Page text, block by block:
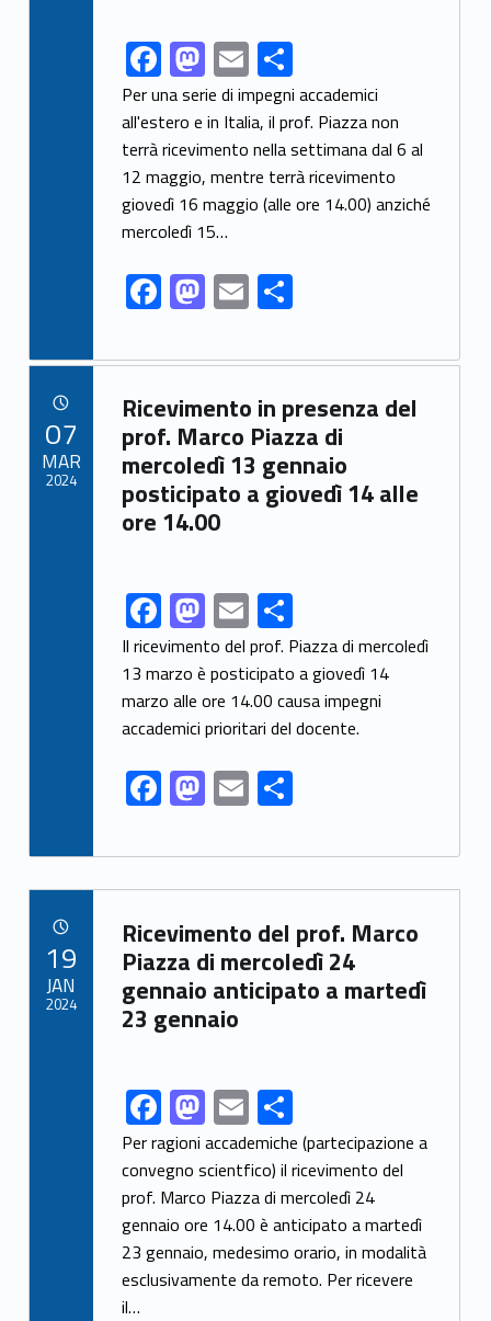
Link identifier share facebook archive #share-link-archive-52024F
ac
e
b
o
o
k
M
as
to
d
o
n
E
m
ai
l
C
o
n
di
vi
Per una serie di impegni accademici
all'estero e in Italia, il prof. Piazza non
terrà ricevimento nella settimana dal 6 al
12 maggio, mentre terrà ricevimento
giovedì 16 maggio (alle ore 14.00) anziché
mercoledì 15…
F
ac
e
b
o
o
k
M
as
to
d
o
n
E
m
ai
l
C
o
n
di
vi
di
Link identifier archive #link-archive-43640
Ricevimento in presenza del
prof. Marco Piazza di
mercoledì 13 gennaio
posticipato a giovedì 14 alle
ore 14.00
Link identifier share facebook archive #share-link-archive-80244F
ac
e
b
o
o
k
M
as
to
d
o
n
E
m
ai
l
C
o
n
di
vi
di
Il ricevimento del prof. Piazza di mercoledì
13 marzo è posticipato a giovedì 14
marzo alle ore 14.00 causa impegni
accademici prioritari del docente.
F
ac
e
b
o
o
k
M
as
to
d
o
n
E
m
ai
l
C
n
di
vi
di
07
MAR
2024
Link identifier archive #link-archive-3064
Ricevimento del prof. Marco
Piazza di mercoledì 24
gennaio anticipato a martedì
23 gennaio
Link identifier share facebook archive #share-link-archive-59120F
ac
e
b
o
o
M
as
to
d
o
n
E
m
ai
l
C
o
n
di
vi
di
Per ragioni accademiche (partecipazione a
convegno scientfico) il ricevimento del
prof. Marco Piazza di mercoledì 24
gennaio ore 14.00 è anticipato a martedì
23 gennaio, medesimo orario, in modalità
esclusivamente da remoto. Per ricevere
il…
19
JAN
2024